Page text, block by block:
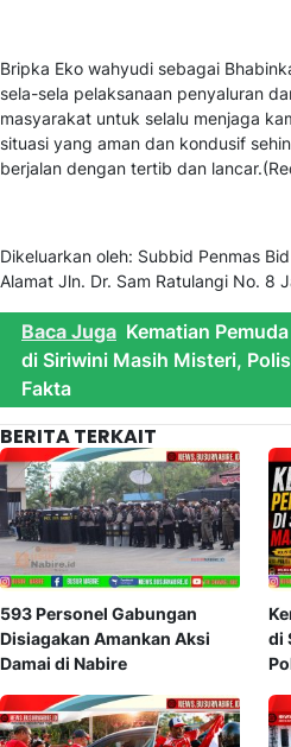
Bripka Eko wahyudi sebagai
sela-sela pelaksanaan penyaluran
masyarakat untuk selalu menjaga
situasi yang aman dan kondusif
berjalan dengan tertib dan
Dikeluarkan oleh: Subbid Penmas
Alamat Jln. Dr. Sam Ratulangi No. 8
Baca Juga Kematian
di Siriwini Masih Misteri,
Fakta
BERITA TERKAIT
593 Personel Gabungan
Disiagakan Amankan Aksi
Damai di Nabire
di